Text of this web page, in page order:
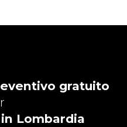
gratuito
Lombardia